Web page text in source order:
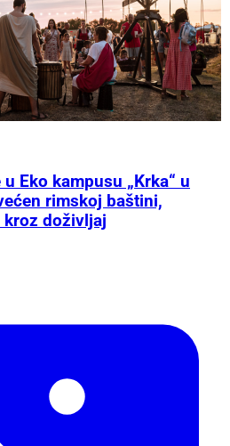
Eko kampusu „Krka“ u
rimskoj baštini,
doživljaj